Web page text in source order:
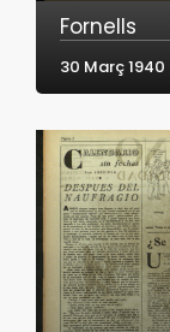
Fornells
30 Març 1940